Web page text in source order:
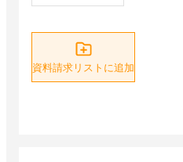
資料請求リストに追加